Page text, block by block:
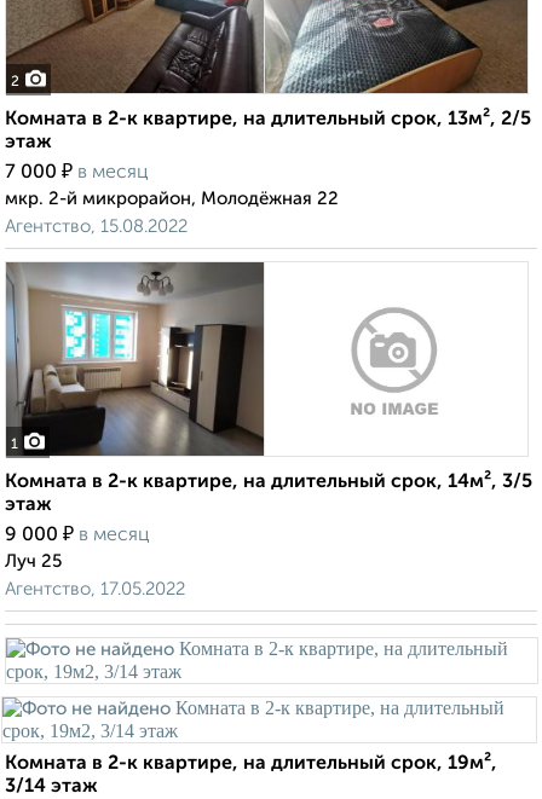
2
Комната в 2-к квартире, на длительный срок, 13м², 2/5
этаж
7 000 ₽ в месяц
мкр. 2-й микрорайон, Молодёжная 22
Агентство, 15.08.2022
1
Комната в 2-к квартире, на длительный срок, 14м², 3/5
этаж
9 000 ₽ в месяц
Луч 25
Агентство, 17.05.2022
Комната в 2-к квартире, на длительный срок, 19м²,
3/14 этаж